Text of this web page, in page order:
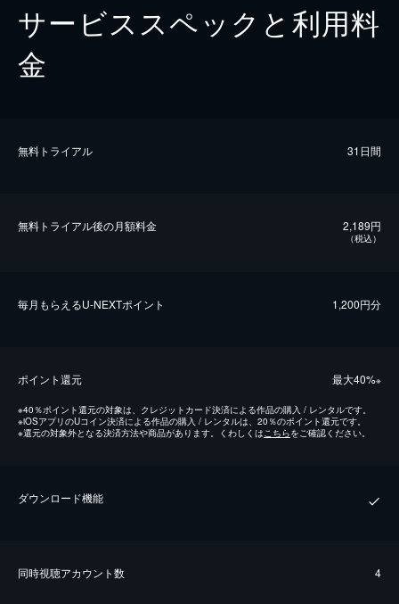
サービススペックと利用料
金
無料トライアル 31日間
無料トライアル後の⽉額料金 2,189円
（税込）
毎⽉もらえるU-NEXTポイント 1,200円分
ポイント還元 最⼤40%※
※40％ポイント還元の対象は、クレジットカード決済による作品の購入 / レンタルです。
※iOSアプリのUコイン決済による作品の購入 / レンタルは、20％のポイント還元です。
※還元の対象外となる決済方法や商品があります。くわしくはこちらをご確認ください。
ダウンロード機能
同時視聴アカウント数 4